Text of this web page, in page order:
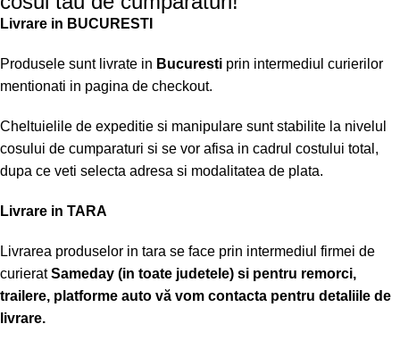
Livrare in BUCURESTI
Produsele sunt livrate in Bucuresti prin intermediul curierilor
mentionati in pagina de checkout.
Cheltuielile de expeditie si manipulare sunt stabilite la nivelul
cosului de cumparaturi si se vor afisa in cadrul costului total,
dupa ce veti selecta adresa si modalitatea de plata.
Livrare in TARA
Livrarea produselor in tara se face prin intermediul firmei de
curieratSameday (in toate judetele) si pentru remorci,
trailere, platforme auto vă vom contacta pentru detaliile de
livrare.